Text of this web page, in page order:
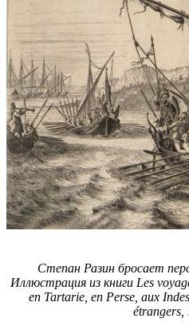
Степан Разин бросает
Иллюстрация из книги Les
en Tartarie, en Perse, aux
étrangers,